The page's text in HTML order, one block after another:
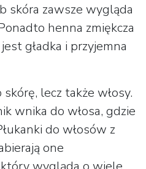
skóra zawsze wygląda
henna zmiękcza
gładka i przyjemna
lecz także włosy.
wnika do włosa, gdzie
do włosów z
one